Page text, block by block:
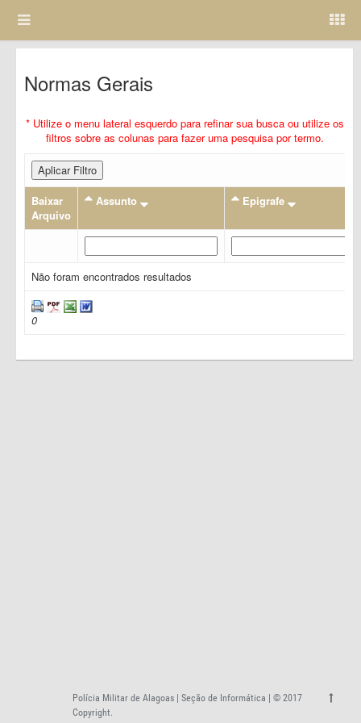
Normas Gerais
* Utilize o menu lateral esquerdo para refinar sua busca ou utilize os
filtros sobre as colunas para fazer uma pesquisa por termo.
Aplicar Filtro
Baixar
Arquivo
Assunto Epigrafe
Não foram encontrados resultados
0
Polícia Militar de Alagoas | Seção de Informática | © 2017
Copyright.